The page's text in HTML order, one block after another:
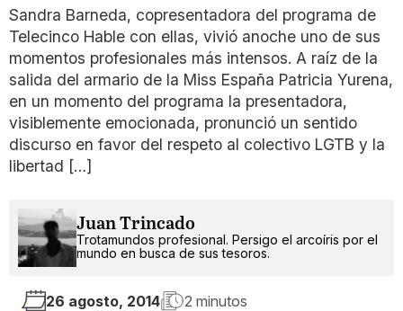
Sandra Barneda, copresentadora del programa de
Telecinco Hable con ellas, vivió anoche uno de sus
momentos profesionales más intensos. A raíz de la
salida del armario de la Miss España Patricia Yurena,
en un momento del programa la presentadora,
visiblemente emocionada, pronunció un sentido
discurso en favor del respeto al colectivo LGTB y la
libertad […]
Juan Trincado
Trotamundos profesional. Persigo el arcoíris por el
mundo en busca de sus tesoros.
26 agosto, 2014 2 minutos